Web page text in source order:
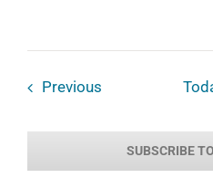
PreviousEvents
SUBSCRIBE